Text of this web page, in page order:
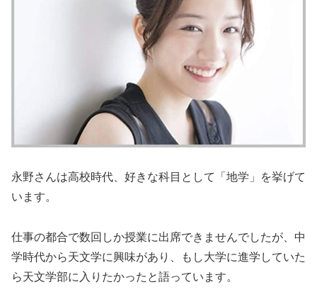
永野さんは高校時代、好きな科目として「地学」を挙げて
います。
仕事の都合で数回しか授業に出席できませんでしたが、中
学時代から天文学に興味があり、もし大学に進学していた
ら天文学部に入りたかったと語っています。